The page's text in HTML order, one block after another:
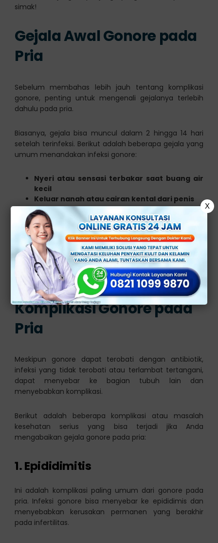
simak!
Gejala Awal Gonore pada
Pria
Sebelum membahas lebih jauh tentang komplikasi
gonore, penting untuk mengenali gejalanya terlebih
dahulu pada pria.
Biasanya, gejala bisa muncul dalam 2 hingga 14 hari
setelah terinfeksi. Berikut adalah beberapa gejala yang
umum menandakan infeksi gonore:
Nyeri atau sensasi terbakar saat buang air
kecil
Keluar nanah atau cairan kental dari penis
Nyeri atau bengkak pada salah satu atau
kedua testis
Ujung penis memerah dan bengkak
Jika Anda mengalami salah satu gejala di atas,
segeralah cari bantuan medis. Menunda pengobatan
hanya akan meningkatkan risiko komplikasi yang lebih
serius.
Komplikasi Gonore pada
Pria
Meskipun gonore dapat terobati dengan antibiotik,
infeksi yang tidak terobati atau terlambat tertangani,
dapat menyebar ke bagian tubuh lain dan
menyebabkan komplikasi.
Berikut adalah beberapa komplikasi atau masalah
kesehatan serius yang bisa terjadi jika Anda
mengabaikan gejala gonore pada pria:
1. Epididimitis
Ini adalah komplikasi paling umum dari gonore pada
pria. Infeksi gonore bisa menyebar ke epididimis dan
menyebabkan kerusakan permanen yang berakhir
pada infertilitas.
X